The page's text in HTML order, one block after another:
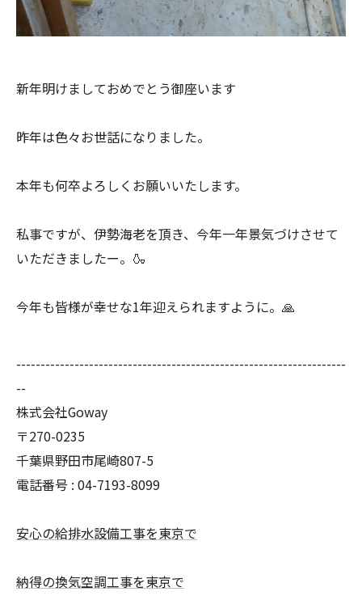
新年明けましておめでとう御座います
昨年は色々お世話になりました。
本年も何卒よろしくお願いいたします。
私事ですが、伊勢海老を頂き、今年一年景気づけさせて
いただきましたー。🍶
今年も皆様が幸せな1年迎えられますように。🙏
--------------------------------------------------------------------
--
株式会社Goway
〒270-0235
千葉県野田市尾崎807-5
電話番号 : 04-7193-8099
安心の給排水設備工事を東京で
納得の換気空調工事を東京で